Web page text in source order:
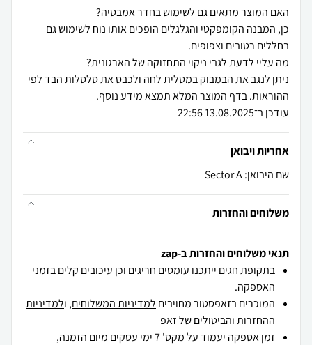
כן, המבנה הקומפקטי והגלגלים הופכים אותו נוח לשימוש גם
ניתן לנגב את הבמבוק במטלית לחה ולכבס את סלסלות הבד לפי
עודכן ב־13.08.2025 22:56
אחריות ויבואן
שם היבואן: Sector A
משלוחים והחזרות
תנאי משלוחים והחזרות ב-zap
בתקופת חגים ייתכנו עומסים חריגים וכן עיכובים קלים בזמני
האספקה.
המוכרים בזאפסטור מחויבים למדיניות המשלוחים, ולמדיניות
ההחזרות והביטוליםשל זאפ
זמן אספקה יעמוד על מקס' 7 ימי עסקים מיום הזמנה,